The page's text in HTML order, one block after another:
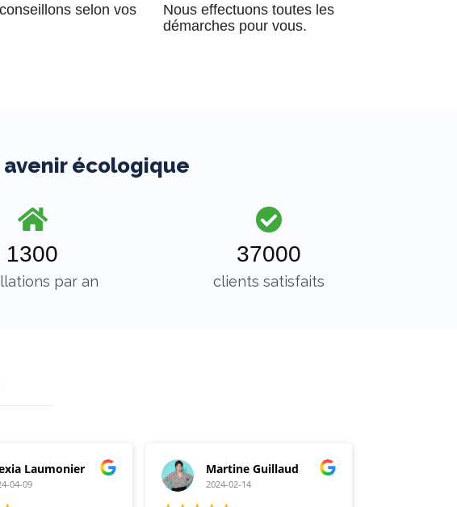
selon vos
Nous effectuons toutes les
démarches pour vous.
écologique
1300
par an
37000
clients satisfaits
Laumonier
04-09
Martine Guillaud
2024-02-14